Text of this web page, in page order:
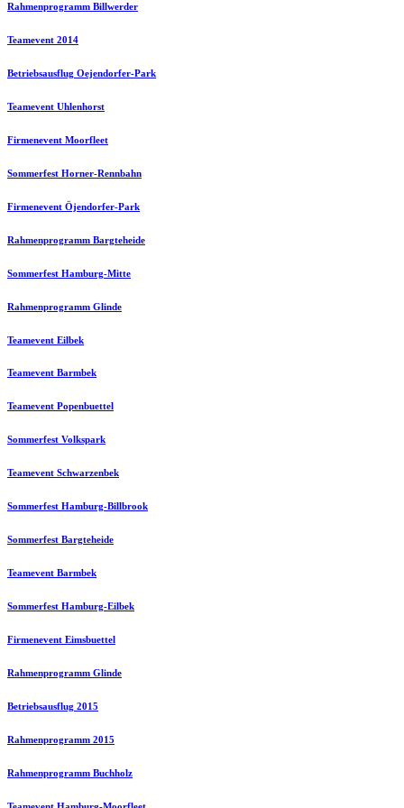
Rahmenprogramm Billwerder
Teamevent 2014
Betriebsausflug Oejendorfer-Park
Teamevent Uhlenhorst
Firmenevent Moorfleet
Sommerfest Horner-Rennbahn
Firmenevent Öjendorfer-Park
Rahmenprogramm Bargteheide
Sommerfest Hamburg-Mitte
Rahmenprogramm Glinde
Teamevent Eilbek
Teamevent Barmbek
Teamevent Popenbuettel
Sommerfest Volkspark
Teamevent Schwarzenbek
Sommerfest Hamburg-Billbrook
Sommerfest Bargteheide
Teamevent Barmbek
Sommerfest Hamburg-Eilbek
Firmenevent Eimsbuettel
Rahmenprogramm Glinde
Betriebsausflug 2015
Rahmenprogramm 2015
Rahmenprogramm Buchholz